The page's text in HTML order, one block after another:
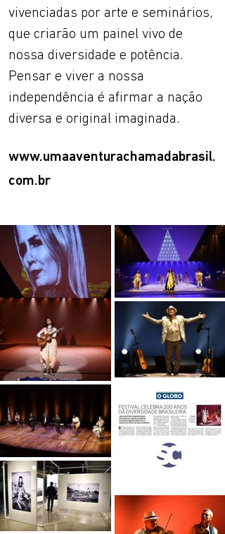
vivenciadas por arte e seminários,
que criarão um painel vivo de
nossa diversidade e potência.
Pensar e viver a nossa
independência é afirmar a nação
diversa e original imaginada.
www.umaaventurachamadabrasil.
com.br